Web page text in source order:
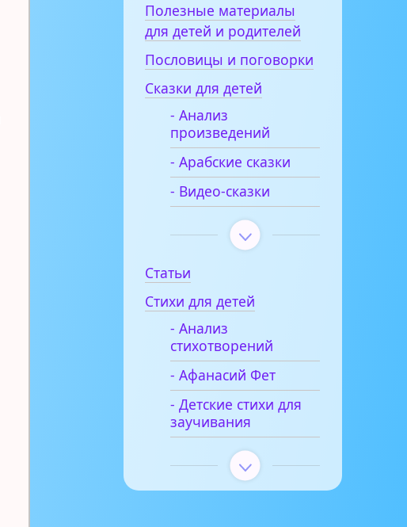
Полезные материалы
для детей и родителей
Пословицы и поговорки
Сказки для детей
- Анализ
произведений
- Арабские сказки
- Видео-сказки
Статьи
Стихи для детей
- Анализ
стихотворений
- Афанасий Фет
- Детские стихи для
заучивания